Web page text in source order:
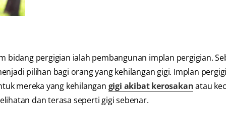
bidang pergigian ialah pembangunan implan pergigian.
pilihan bagi orang yang kehilangan gigi. Implan
mereka yang kehilangan gigi akibat kerosakanatau
dan terasa seperti gigi sebenar.